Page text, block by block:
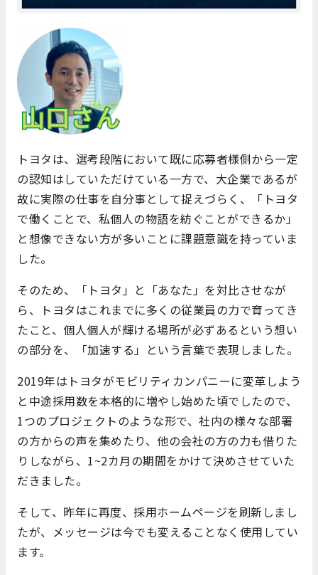
トヨタは、選考段階において既に応募者様側から一定
の認知はしていただけている一方で、大企業であるが
故に実際の仕事を自分事として捉えづらく、「トヨタ
で働くことで、私個人の物語を紡ぐことができるか」
と想像できない方が多いことに課題意識を持っていま
した。
そのため、「トヨタ」と「あなた」を対比させなが
ら、トヨタはこれまでに多くの従業員の力で育ってき
たこと、個人個人が輝ける場所が必ずあるという想い
の部分を、「加速する」という言葉で表現しました。
2019年はトヨタがモビリティカンパニーに変革しよう
と中途採用数を本格的に増やし始めた頃でしたので、
1つのプロジェクトのような形で、 社内の様々な部署
の方からの声を集めたり、他の会社の方の力も借りた
りしながら、1~2カ月の期間をかけて決めさせていた
だきました。
そして、昨年に再度、採用ホームページを刷新しまし
たが、メッセージは今でも変えることなく使用してい
ます。